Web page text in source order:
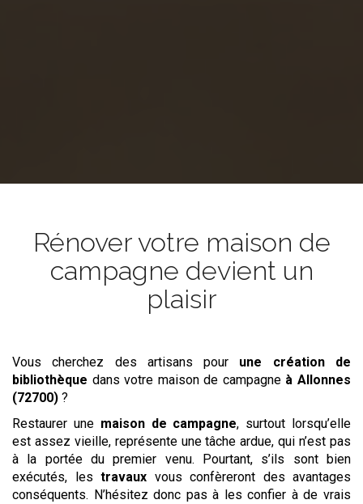
Rénover votre maison de
campagne devient un
plaisir
Vous cherchez des artisans pour une création de
bibliothèque dans votre maison de campagne à Allonnes
(72700) ?
Restaurer une maison de campagne, surtout lorsqu’elle
est assez vieille, représente une tâche ardue, qui n’est pas
à la portée du premier venu. Pourtant, s’ils sont bien
exécutés, les travaux vous confèreront des avantages
conséquents. N’hésitez donc pas à les confier à de vrais